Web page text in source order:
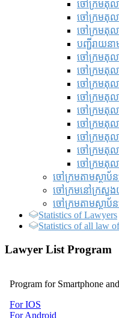
ចៅក្រមតុលា
ចៅក្រមតុលា
ចៅក្រមតុលា
បញ្ជីរាយន
ចៅក្រមតុល
ចៅក្រមតុលា
ចៅក្រមតុលា
ចៅក្រមតុលា
ចៅក្រមតុលា
ចៅក្រមតុលា
ចៅក្រមតុលា
ចៅក្រមតុល
ចៅក្រមតុលា
ចៅក្រមតាមស្ថាប័ន
ចៅក្រមនៅក្រសួង
ចៅក្រមតាមស្ថាប័ន
Statistics of Lawyers
Statistics of all law
Lawyer List Program
Program for Smartphone
For IOS
For Android